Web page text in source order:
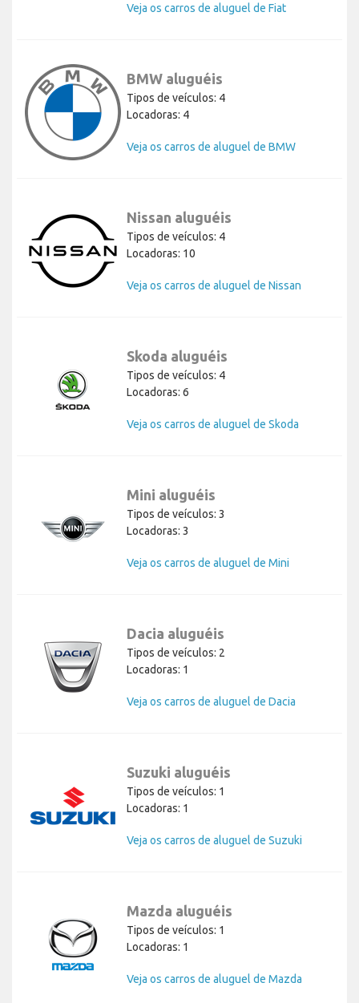
Veja os carros de aluguel de Fiat
BMW aluguéis
Tipos de veículos: 4
Locadoras: 4
Veja os carros de aluguel de BMW
Nissan aluguéis
Tipos de veículos: 4
Locadoras: 10
Veja os carros de aluguel de Nissan
Skoda aluguéis
Tipos de veículos: 4
Locadoras: 6
Veja os carros de aluguel de Skoda
Mini aluguéis
Tipos de veículos: 3
Locadoras: 3
Veja os carros de aluguel de Mini
Dacia aluguéis
Tipos de veículos: 2
Locadoras: 1
Veja os carros de aluguel de Dacia
Suzuki aluguéis
Tipos de veículos: 1
Locadoras: 1
Veja os carros de aluguel de Suzuki
Mazda aluguéis
Tipos de veículos: 1
Locadoras: 1
Veja os carros de aluguel de Mazda